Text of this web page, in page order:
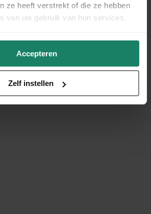
ze heeft verstrekt of die ze hebben
van uw gebruik van hun services.
Accepteren
Zelf instellen